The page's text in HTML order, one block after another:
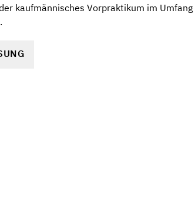
kaufmännisches Vorpraktikum im